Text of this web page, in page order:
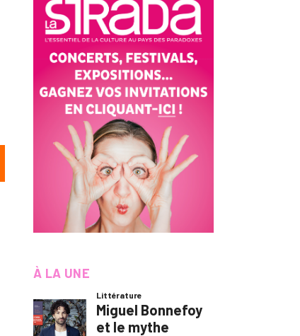
À LA UNE